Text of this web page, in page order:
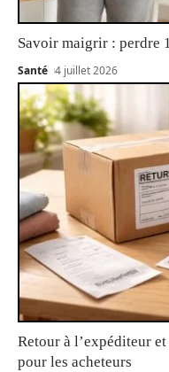
Savoir maigrir : perdre
Santé 4 juillet 2026
Retour à l’expéditeur
pour les acheteurs